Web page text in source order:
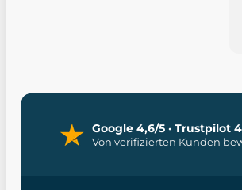
Google 4,6/5 · Trustpilot
Von verifizierten Kunden